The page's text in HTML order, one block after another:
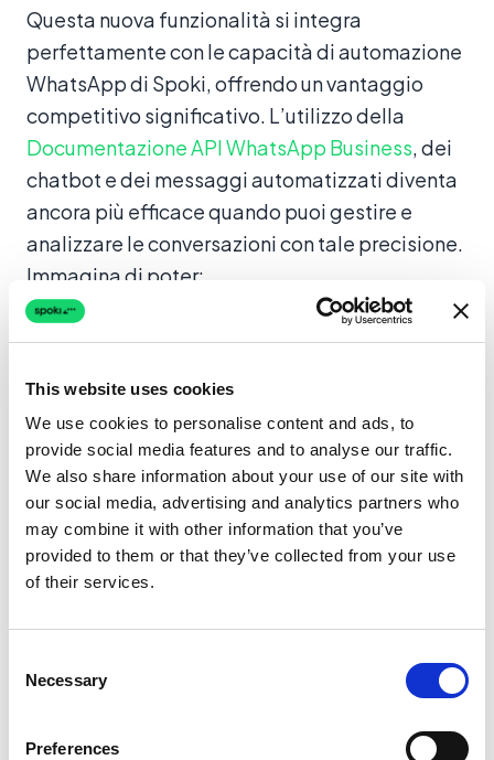
This website uses cookies
We use cookies to personalise content and ads, to
provide social media features and to analyse our traffic.
We also share information about your use of our site with
our social media, advertising and analytics partners who
may combine it with other information that you’ve
provided to them or that they’ve collected from your use
of their services.
Selection
Necessary
Preferences
Questa nuova funzionalità si integra
perfettamente con le capacità di automazione
WhatsApp di Spoki, offrendo un vantaggio
competitivo significativo. L’utilizzo della
Documentazione API WhatsApp Business, dei
chatbot e dei messaggi automatizzati diventa
ancora più efficace quando puoi gestire e
analizzare le conversazioni con tale precisione.
Immagina di poter:
Segmentare le Campagne:
Filtra le
risposte a campagne specifiche inviate
tramite un numero dedicato. Questo ti
permette di ottimizzare le tue strategie di
marketing e di engagement.
Migliorare il Supporto Clienti:Se un cliente
ha contattato la tua azienda tramite diversi
numeri (ad esempio, prima il numero di
completa delle interazioni relative a ciascun
e personalizzato.